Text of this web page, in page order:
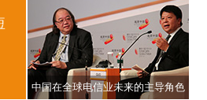
中国在全球电信业未来的主导角色